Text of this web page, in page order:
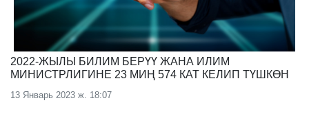
2022-ЖЫЛЫ БИЛИМ БЕРҮҮ ЖАНА ИЛИМ
МИНИСТРЛИГИНЕ 23 МИҢ 574 КАТ КЕЛИП ТҮШКӨН
13 Январь 2023 ж. 18:07